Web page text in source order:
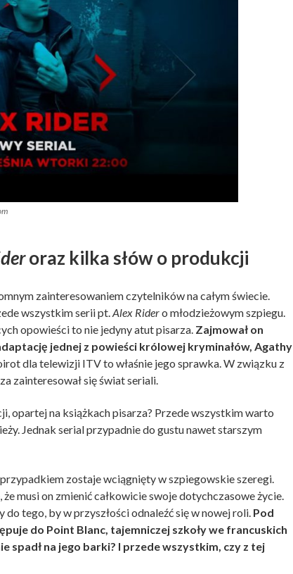
oraz kilka słów o produkcji
zainteresowaniem czytelników na całym świecie.
wszystkim serii pt.Alex Ridero młodzieżowym szpiegu.
opowieści to nie jedyny atut pisarza. Zajmował on
jednej z powieści królowej kryminałów, Agathy
dla telewizji ITV to właśnie jego sprawka. W związku z
zainteresował się świat seriali.
opartej na książkach pisarza? Przede wszystkim warto
Jednak serial przypadnie do gustu nawet starszym
zostaje wciągnięty w szpiegowskie szeregi.
musi on zmienić całkowicie swoje dotychczasowe życie.
tego, by w przyszłości odnaleźć się w nowej roli. Pod
do Point Blanc, tajemniczej szkoły we francuskich
spadł na jego barki? I przede wszystkim, czy z tej